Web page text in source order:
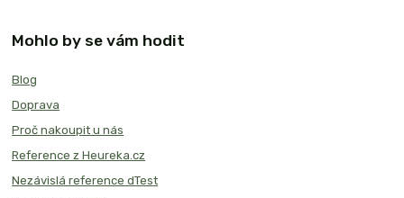
Mohlo by se vám hodit
Blog
Doprava
Proč nakoupit u nás
Reference z Heureka.cz
Nezávislá reference dTest